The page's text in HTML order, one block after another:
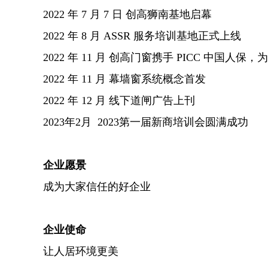
2022 年 7 月 7 日 创高狮南基地启幕
2022 年 8 月 ASSR 服务培训基地正式上线
2022 年 11 月 创高门窗携手 PICC 中国人保，
2022 年 11 月 幕墙窗系统概念首发
2022 年 12 月 线下道闸广告上刊
2023年2月 2023第一届新商培训会圆满成功
企业愿景
成为大家信任的好企业
企业使命
让人居环境更美